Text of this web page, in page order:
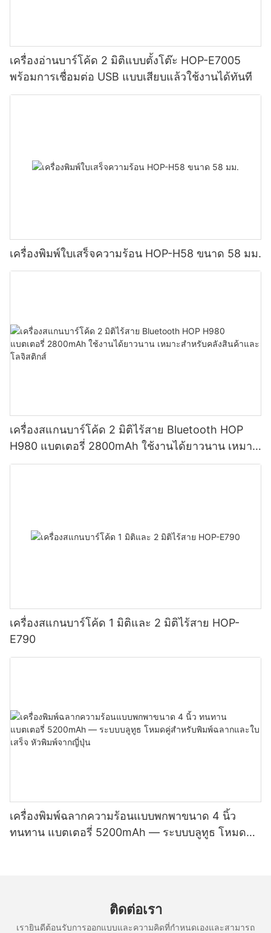
เครื่องอ่านบาร์โค้ด 2 มิติแบบตั้งโต๊ะ HOP-E7005
พร้อมการเชื่อมต่อ USB แบบเสียบแล้วใช้งานได้ทันที
เครื่องพิมพ์ใบเสร็จความร้อน HOP-H58 ขนาด 58 มม.
เครื่องสแกนบาร์โค้ด 2 มิติไร้สาย Bluetooth HOP
H980 แบตเตอรี่ 2800mAh ใช้งานได้ยาวนาน เหมาะ
สำหรับคลังสินค้าและโลจิสติกส์
เครื่องสแกนบาร์โค้ด 1 มิติและ 2 มิติไร้สาย HOP-
E790
เครื่องพิมพ์ฉลากความร้อนแบบพกพาขนาด 4 นิ้ว
ทนทาน แบตเตอรี่ 5200mAh — ระบบบลูทูธ โหมดคู่
ติดต่อเรา
เรายินดีต้อนรับการออกแบบและความคิดที่กำหนดเองและสามารถ